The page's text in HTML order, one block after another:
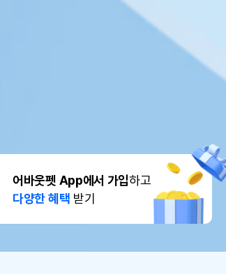
어바웃펫 App에서 가입하고
다양한 혜택 받기